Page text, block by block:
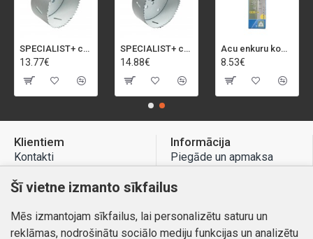
SPECIALIST+ caurumu zāģis BI-METAL, 92 mm
13.77€
SPECIALIST+ caurumu zāģis BI-METAL, 98 mm
14.88€
Acu enkuru komplekts, 3-13 mm, Rapid, 12 gab.
8.53€
Klientiem
Kontakti
Preču atgriešana
Mans profils
Informācija
Piegāde un apmaksa
Atteikuma tiesības
Kontakti
Šī vietne izmanto sīkfailus
Mēs izmantojam sīkfailus, lai personalizētu saturu un
reklāmas, nodrošinātu sociālo mediju funkcijas un analizētu